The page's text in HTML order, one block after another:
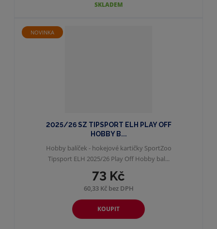
SKLADEM
NOVINKA
2025/26 SZ TIPSPORT ELH PLAY OFF
HOBBY B...
73 Kč
60,33 Kč bez DPH
KOUPIT
Hobby balíček - hokejové kartičky SportZoo
Tipsport ELH 2025/26 Play Off Hobby bal...